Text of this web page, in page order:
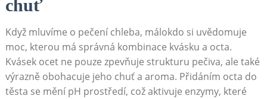
chuť
Když ⁤mluvíme o pečení chleba, málokdo‌ si⁣ uvědomuje
moc,⁣ kterou má správná kombinace kvásku a octa.
Kvásek ocet ne pouze zpevňuje strukturu⁣ pečiva, ale také
výrazně obohacuje jeho chuť⁤ a aroma. Přidáním octa do
⁣těsta ‍se mění pH‍ prostředí, což aktivuje enzymy, které